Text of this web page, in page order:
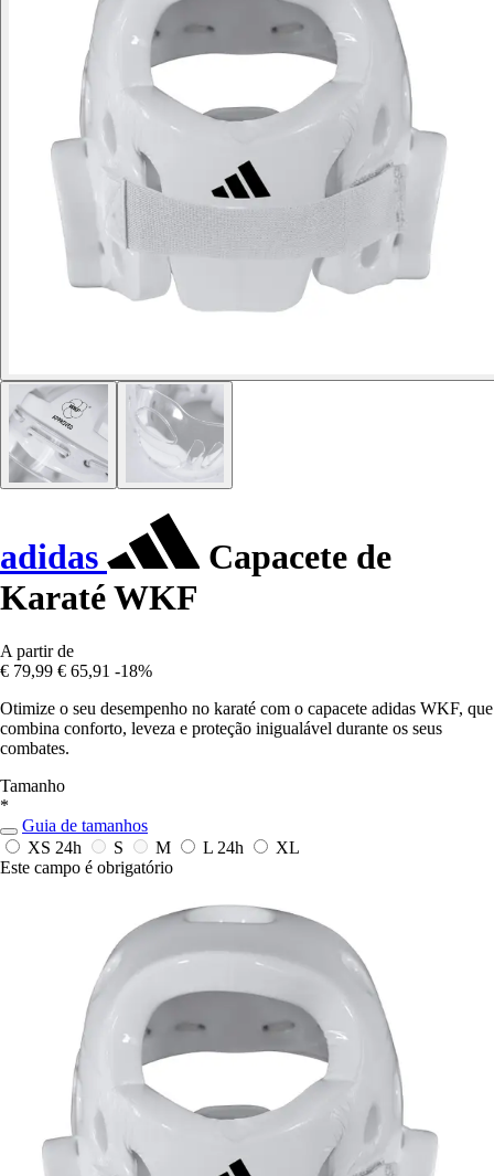
adidas
Capacete de
Karaté WKF
A partir de
€ 79,99 € 65,91 -18%
Otimize o seu desempenho no karaté com o capacete adidas WKF, que
combina conforto, leveza e proteção inigualável durante os seus
combates.
Tamanho
*
Guia de tamanhos
XS 24h S M L 24h
XL
Este campo é obrigatório